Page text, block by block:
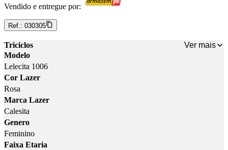
Vendido e entregue por:
Ref.: 030305
Triciclos
Ver mais
Modelo
Lelecita 1006
Cor Lazer
Rosa
Marca Lazer
Calesita
Genero
Feminino
Faixa Etaria